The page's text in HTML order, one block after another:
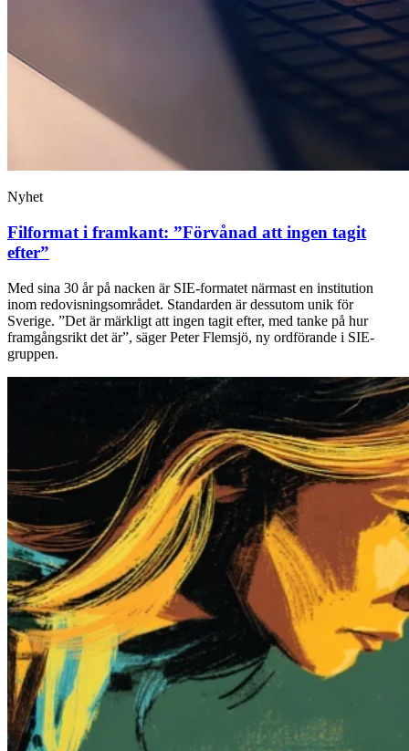
Nyhet
Filformat i framkant: ”Förvånad att ingen tagit
efter”
Med sina 30 år på nacken är SIE-formatet närmast en institution
inom redovisningsområdet. Standarden är dessutom unik för
Sverige. ”Det är märkligt att ingen tagit efter, med tanke på hur
framgångsrikt det är”, säger Peter Flemsjö, ny ordförande i SIE-
gruppen.